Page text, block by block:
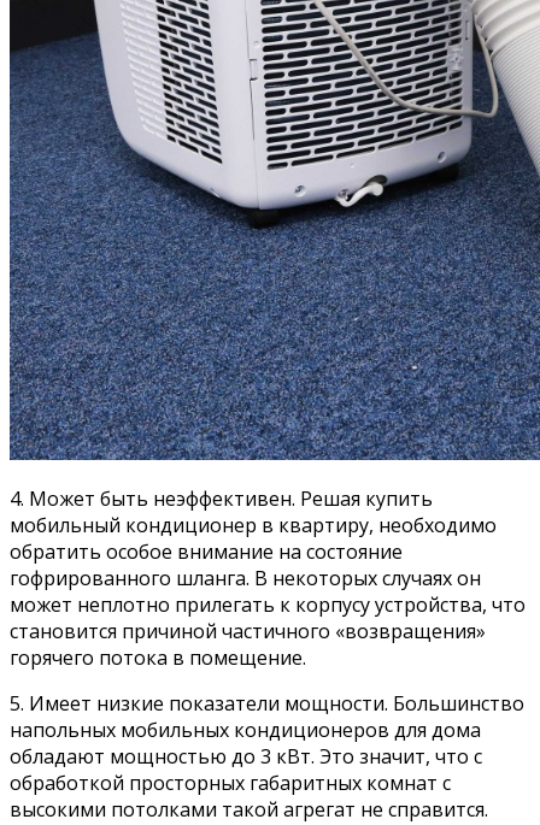
4. Может быть неэффективен. Решая купить
мобильный кондиционер в квартиру, необходимо
обратить особое внимание на состояние
гофрированного шланга. В некоторых случаях он
может неплотно прилегать к корпусу устройства, что
становится причиной частичного «возвращения»
горячего потока в помещение.
5. Имеет низкие показатели мощности. Большинство
напольных мобильных кондиционеров для дома
обладают мощностью до 3 кВт. Это значит, что с
обработкой просторных габаритных комнат с
высокими потолками такой агрегат не справится.